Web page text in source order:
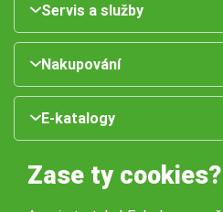
Servis a služby
Nakupování
E-katalogy
Zase ty cookies?